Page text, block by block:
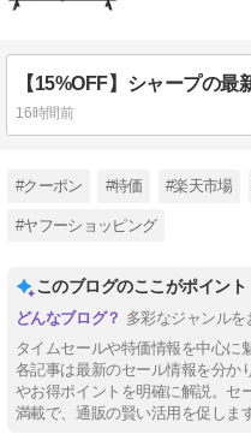
16時間前
#クーポン #特価 #楽天市場
#ヤフーショッピング
このブログのここがポイント
多彩なジャンルを
タイムセールや特価情報を中心に
各記事は最新のセール情報を分か
やお得ポイントを明確に解説。セ
満載で、通販の賢い活用を促します